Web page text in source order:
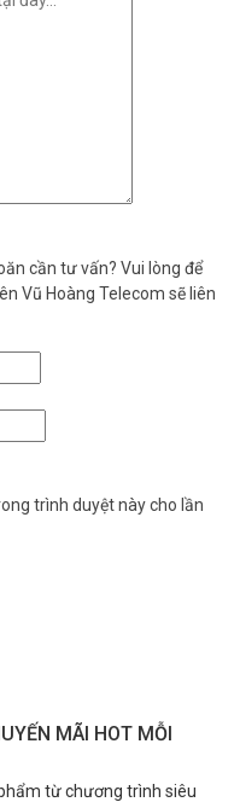
cần tư vấn? Vui lòng để
Vũ Hoàng Telecom sẽ liên
trình duyệt này cho lần
MÃI HOT MỖI
từ chương trình siêu